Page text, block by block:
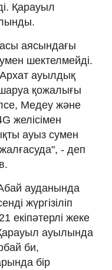
Қарауыл
аясындағы
шектелмейді.
ауылдық
қожалығы
Медеу және
желісімен
ауыз сумен
- деп
ауданында
жүргізіліп
екіпәтерлі жеке
ауылында
би,
бір